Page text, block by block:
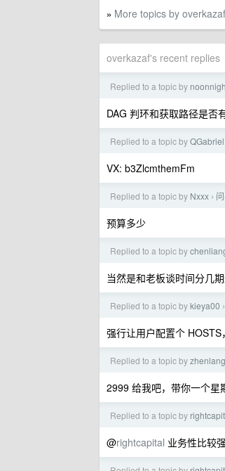
» More topics by overkazaf
overkazaf's recent replies
Replied to a topic by
DAG 判环和获取路径是否
Replied to a topic byQGabriel
VX: b3ZlcmthemFm
Replied to a topic by Nxxx ›
预算多少
Replied to a topic by
当然是和老板谈时间分几
Replied to a topic bykieya00 ›
强行让用户配置个
Replied to a topic byzhenlang
2999 给我吧，带你一个星
Replied to a topic by
@rightcapital 业务性比较